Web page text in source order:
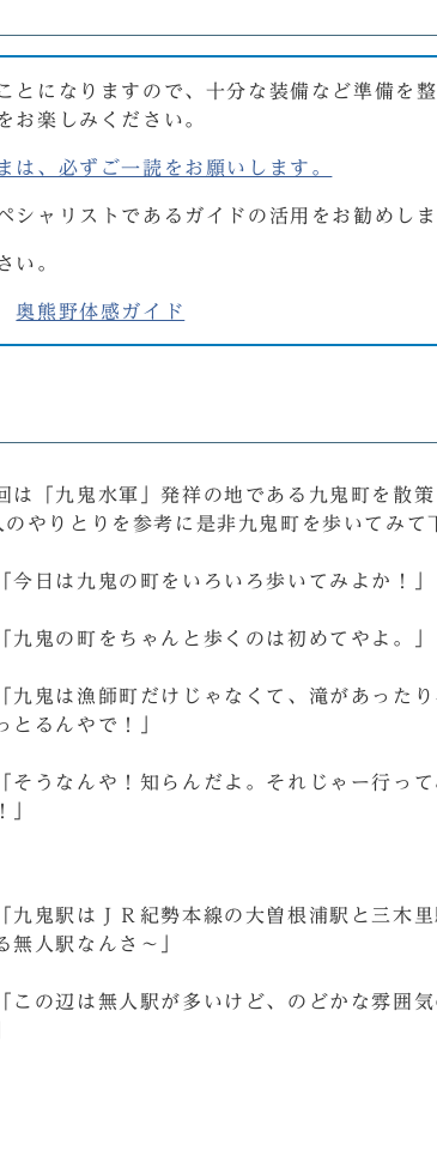
とになりますので、十分な装備など準備を
お楽しみください。
は、必ずご一読をお願いします。
ャリストであるガイドの活用をお勧めし
い。
奥熊野体感ガイド
は「九鬼水軍」発祥の地である九鬼町を散
のやりとりを参考に是非九鬼町を歩いてみて
今日は九鬼の町をいろいろ歩いてみよか！」
九鬼の町をちゃんと歩くのは初めてやよ。」
九鬼は漁師町だけじゃなくて、滝があった
とるんやで！」
そうなんや！知らんだよ。それじゃー行っ
」
九鬼駅はＪＲ紀勢本線の大曽根浦駅と三木
無人駅なんさ～」
この辺は無人駅が多いけど、のどかな雰囲